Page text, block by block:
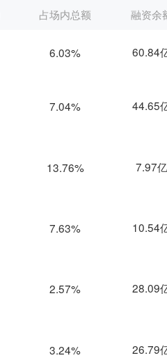
占场内总额 融资余
6.03% 60.84
7.04% 44.65
13.76% 7.97亿
7.63% 10.54
2.57% 28.09
3.24% 26.79